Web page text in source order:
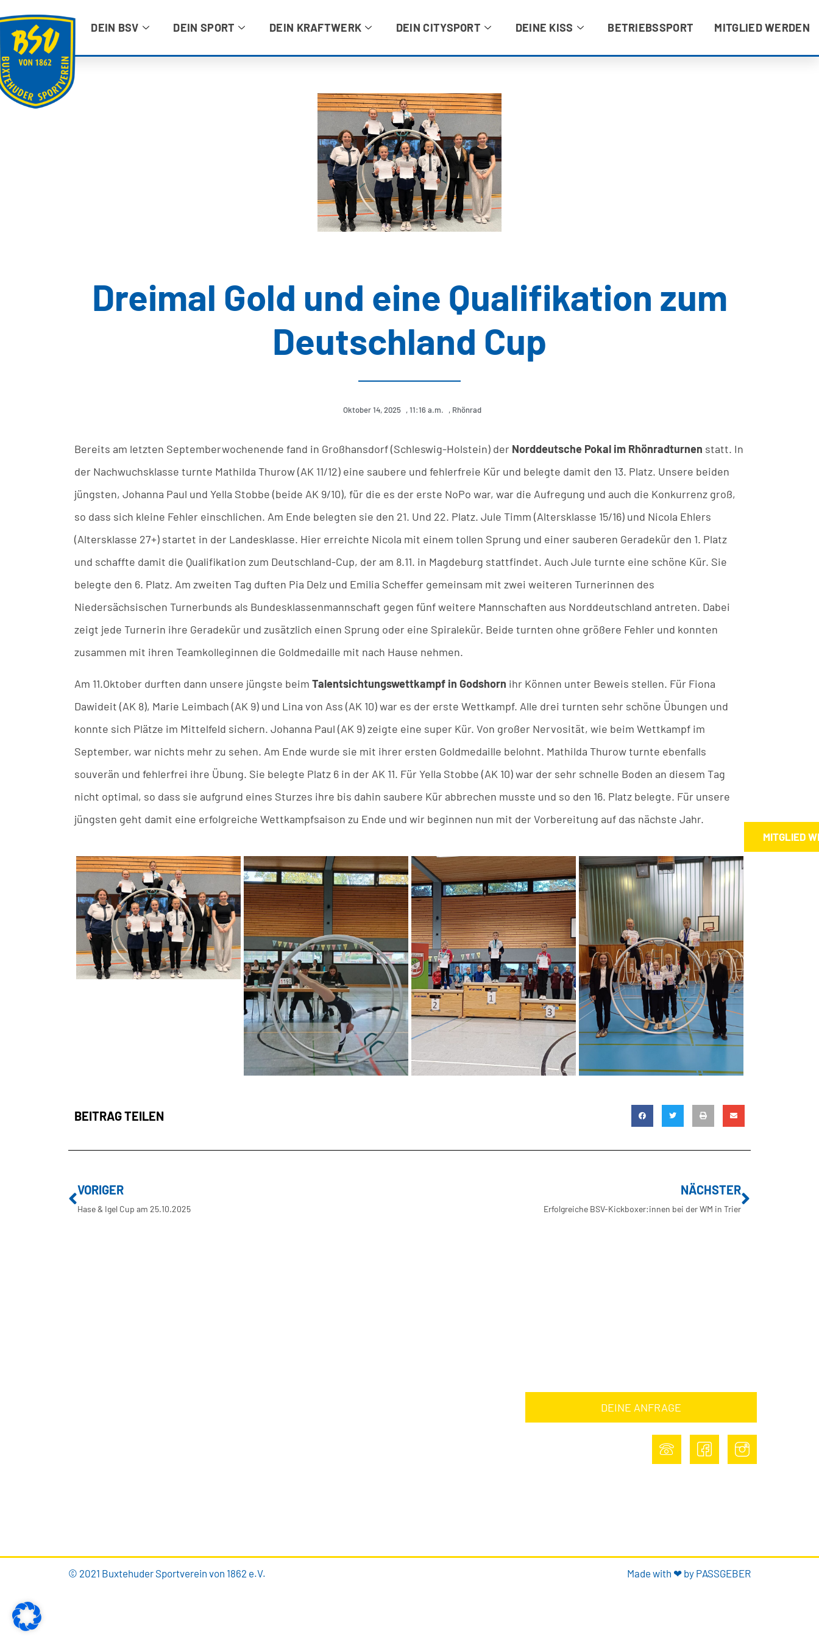
DEIN BSV DEIN SPORT DEIN KRAFTWERK DEIN CITYSPORT DEINE KISS BETRIEBSSPORT MITGLIED WERDEN
Dreimal Gold und eine Qualifikation zum
Deutschland Cup
Oktober 14, 2025 , 11:16 a.m. , Rhönrad
Bereits am letzten Septemberwochenende fand in Großhansdorf (Schleswig-Holstein) der Norddeutsche Pokal im Rhönradturnen statt. In
der Nachwuchsklasse turnte Mathilda Thurow (AK 11/12) eine saubere und fehlerfreie Kür und belegte damit den 13. Platz. Unsere beiden
jüngsten, Johanna Paul und Yella Stobbe (beide AK 9/10), für die es der erste NoPo war, war die Aufregung und auch die Konkurrenz groß,
so dass sich kleine Fehler einschlichen. Am Ende belegten sie den 21. Und 22. Platz. Jule Timm (Altersklasse 15/16) und Nicola Ehlers
(Altersklasse 27+) startet in der Landesklasse. Hier erreichte Nicola mit einem tollen Sprung und einer sauberen Geradekür den 1. Platz
und schaffte damit die Qualifikation zum Deutschland-Cup, der am 8.11. in Magdeburg stattfindet. Auch Jule turnte eine schöne Kür. Sie
belegte den 6. Platz. Am zweiten Tag duften Pia Delz und Emilia Scheffer gemeinsam mit zwei weiteren Turnerinnen des
Niedersächsischen Turnerbunds als Bundesklassenmannschaft gegen fünf weitere Mannschaften aus Norddeutschland antreten. Dabei
zeigt jede Turnerin ihre Geradekür und zusätzlich einen Sprung oder eine Spiralekür. Beide turnten ohne größere Fehler und konnten
zusammen mit ihren Teamkolleginnen die Goldmedaille mit nach Hause nehmen.
Am 11.Oktober durften dann unsere jüngste beim Talentsichtungswettkampf in Godshorn ihr Können unter Beweis stellen. Für Fiona
Dawideit (AK 8), Marie Leimbach (AK 9) und Lina von Ass (AK 10) war es der erste Wettkampf. Alle drei turnten sehr schöne Übungen und
konnte sich Plätze im Mittelfeld sichern. Johanna Paul (AK 9) zeigte eine super Kür. Von großer Nervosität, wie beim Wettkampf im
September, war nichts mehr zu sehen. Am Ende wurde sie mit ihrer ersten Goldmedaille belohnt. Mathilda Thurow turnte ebenfalls
souverän und fehlerfrei ihre Übung. Sie belegte Platz 6 in der AK 11. Für Yella Stobbe (AK 10) war der sehr schnelle Boden an diesem Tag
nicht optimal, so dass sie aufgrund eines Sturzes ihre bis dahin saubere Kür abbrechen musste und so den 16. Platz belegte. Für unsere
jüngsten geht damit eine erfolgreiche Wettkampfsaison zu Ende und wir beginnen nun mit der Vorbereitung auf das nächste Jahr.
BEITRAG TEILEN
VORIGER
Hase & Igel Cup am 25.10.2025
NÄCHSTER
Erfolgreiche BSV-Kickboxer:innen bei der WM in Trier
DEINE ANFRAGE
© 2021 Buxtehuder Sportverein von 1862 e.V. Made with ❤ by PASSGEBER
MITGLIED